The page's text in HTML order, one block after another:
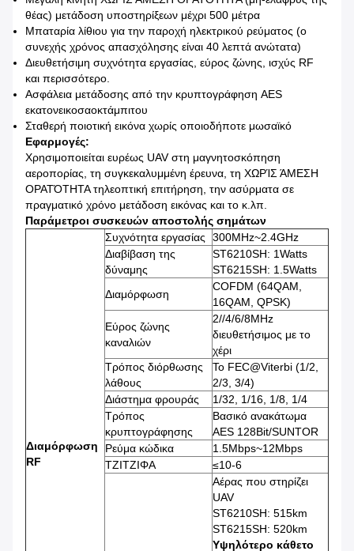
θέας) μετάδοση υποστηρίξεων μέχρι 500 μέτρα
Μπαταρία λίθιου για την παροχή ηλεκτρικού ρεύματος (ο
συνεχής χρόνος απασχόλησης είναι 40 λεπτά ανώτατα)
Διευθετήσιμη συχνότητα εργασίας, εύρος ζώνης, ισχύς RF
και περισσότερο.
Ασφάλεια μετάδοσης από την κρυπτογράφηση AES
εκατονεικοσαοκτάμπιτου
Σταθερή ποιοτική εικόνα χωρίς οποιοδήποτε μωσαϊκό
Εφαρμογές:
Χρησιμοποιείται ευρέως UAV στη μαγνητοσκόπηση
αεροπορίας, τη συγκεκαλυμμένη έρευνα, τη ΧΩΡΊΣ ΆΜΕΣΗ
ΟΡΑΤΌΤΗΤΑ τηλεοπτική επιτήρηση, την ασύρματα σε
πραγματικό χρόνο μετάδοση εικόνας και το κ.λπ.
Παράμετροι συσκευών αποστολής σημάτων
Διαμόρφωση
RF
Συχνότητα εργασίας
300MHz~2.4GHz
Διαβίβαση της
δύναμης
ST6210SH: 1Watts
ST6215SH: 1.5Watts
Διαμόρφωση
COFDM (64QAM,
16QAM, QPSK)
Εύρος ζώνης
καναλιών
2//4/6/8MHz
διευθετήσιμος με το
χέρι
Τρόπος διόρθωσης
λάθους
Το FEC@Viterbi (1/2,
2/3, 3/4)
Διάστημα φρουράς
1/32, 1/16, 1/8, 1/4
Τρόπος
κρυπτογράφησης
Βασικό ανακάτωμα
AES 128Bit/SUNTOR
Ρεύμα κώδικα
1.5Mbps~12Mbps
ΤΖΙΤΖΙΦΑ
≤10-6
Αέρας που στηρίζει
UAV
ST6210SH: 515km
ST6215SH: 520km
Υψηλότερο κάθετο